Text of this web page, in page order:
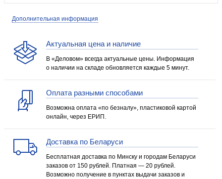
Дополнительная информация
Актуальная цена и наличие
В «Деловом» всегда актуальные цены. Информация
о наличии на складе обновляется каждые 5 минут.
Оплата разными способами
Возможна оплата «по безналу», пластиковой картой
онлайн, через ЕРИП.
Доставка по Беларуси
Бесплатная доставка по Минску и городам Беларуси
заказов от 150 рублей. Платная — 20 рублей.
Возможно получение в пунктах выдачи заказов и